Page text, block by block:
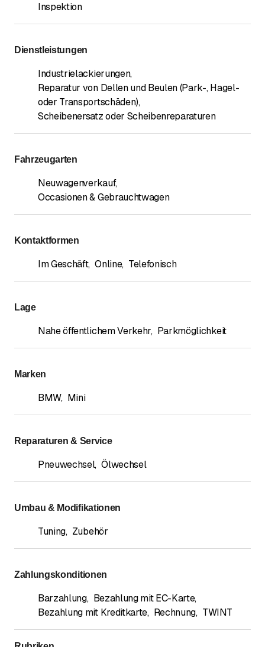
Inspektion
Dienstleistungen
Industrielackierungen,
Reparatur von Dellen und Beulen (Park-, Hagel-
oder Transportschäden),
Scheibenersatz oder Scheibenreparaturen
Fahrzeugarten
Neuwagenverkauf,
Occasionen & Gebrauchtwagen
Kontaktformen
Im Geschäft, Online, Telefonisch
Lage
Nahe öffentlichem Verkehr, Parkmöglichkeit
Marken
BMW, Mini
Reparaturen & Service
Pneuwechsel, Ölwechsel
Umbau & Modifikationen
Tuning, Zubehör
Zahlungskonditionen
Barzahlung, Bezahlung mit EC-Karte,
Bezahlung mit Kreditkarte, Rechnung, TWINT